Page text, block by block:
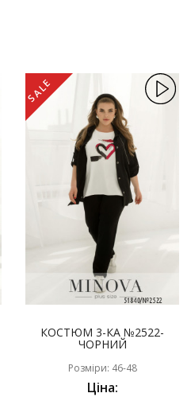
SALE
КОСТЮМ 3-КА №2522-
ЧОРНИЙ
Розміри: 46-48
Ціна: